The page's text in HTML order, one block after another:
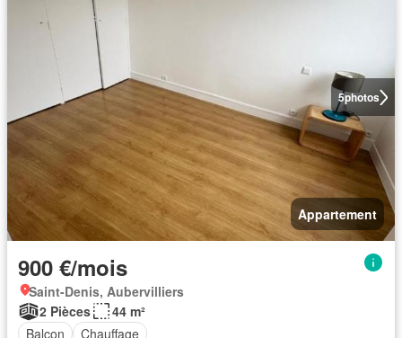
5photos
Appartement
900 €/mois
Saint-Denis, Aubervilliers
2 Pièces
44 m²
Balcon
Chauffage